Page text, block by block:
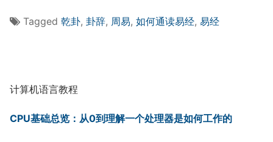
Tagged 乾卦, 卦辞, 周易, 如何通读易经, 易经
计算机语言教程
CPU基础总览：从0到理解一个处理器是如何工作的